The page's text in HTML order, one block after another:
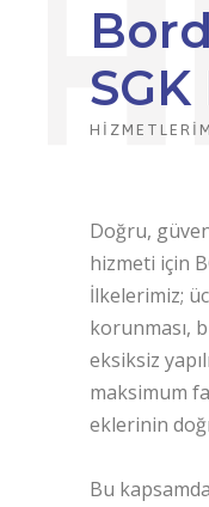
Doğru,
hizmeti için
İlkelerimiz;
korunması,
eksiksiz
maksimum
eklerinin
Bu